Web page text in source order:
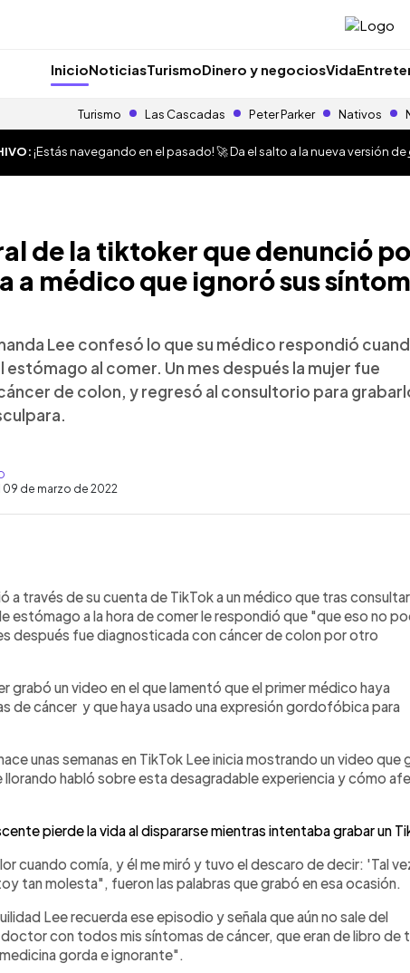
InicioNoticiasTurismoDinero y negociosVida
Turismo Las Cascadas Peter Parker Nativos
¡Estás navegando en el pasado! 🚀 Da el salto a la nueva versión de
de la tiktoker que denunció
a médico que ignoró sus
Lee confesó lo que su médico respondió
estómago al comer. Un mes después la mujer fue
de colon, y regresó al consultorio para
de marzo de 2022
artículo
a través de su cuenta de TikTok a un médico que tras
estómago a la hora de comer le respondió que "que eso no
después fue diagnosticada con cáncer de colon por otro
grabó un video en el que lamentó que el primer médico haya
de cáncer y que haya usado una expresión gordofóbica para
unas semanas en TikTok Lee inicia mostrando un video que
llorando habló sobre esta desagradable experiencia y cómo
pierde la vida al dispararse mientras intentaba grabar un
cuando comía, y él me miró y tuvo el descaro de decir: 'Tal
tan molesta", fueron las palabras que grabó en esa ocasión.
Lee recuerda ese episodio y señala que aún no sale del
con todos mis síntomas de cáncer, que eran de libro de
gorda e ignorante".